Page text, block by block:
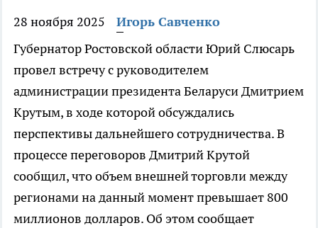
28 ноября 2025
Игорь Савченко
Губернатор Ростовской области Юрий Слюсарь
провел встречу с руководителем
администрации президента Беларуси Дмитрием
Крутым, в ходе которой обсуждались
перспективы дальнейшего сотрудничества. В
процессе переговоров Дмитрий Крутой
сообщил, что объем внешней торговли между
регионами на данный момент превышает 800
миллионов долларов. Об этом сообщает